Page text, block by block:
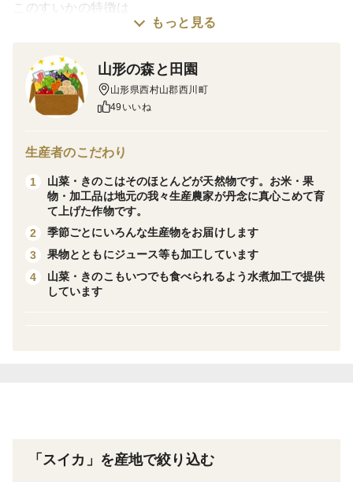
このすいかの特徴は
・果肉の繊維質が少ない
・糖度は他の品種と同等の13度以上
で甘く食べやすい夏すいかです。
ですが、甘く食べやすいことで高い人気があります。
今年は当園でも数量限定でご案内いたします。
２～３Lサイズは直径がおよそ2３cm前後となります。
暑い夏に大玉スイカをザクッと割ってその醍醐味をお茶
の間やお庭先でご堪能ください。
発送タイムは7月末頃～8月上旬頃の予定をしておりま
もっと見る
山形の森と田園
山形県西村山郡西川町
49いいね
生産者のこだわり
1
山菜・きのこはそのほとんどが天然物です。お米・果
物・加工品は地元の我々生産農家が丹念に真心こめて育
て上げた作物です。
2
季節ごとにいろんな生産物をお届けします
3
果物とともにジュース等も加工しています
4
山菜・きのこもいつでも食べられるよう水煮加工で提供
しています
「スイカ」を産地で絞り込む